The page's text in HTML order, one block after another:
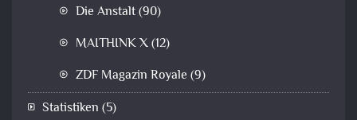
Die Anstalt(90)
MAITHINK X(12)
ZDF Magazin Royale (9)
Statistiken (5)